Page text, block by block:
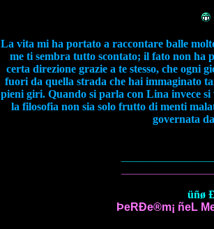
La vita mi ha portato a raccontare balle
me ti sembra tutto scontato; il fato non ha
certa direzione grazie a te stesso, che ogni
fuori da quella strada che hai immaginato
pieni giri. Quando si parla con Lina invece
la filosofia non sia solo frutto di menti
governata
üñø
ÞeRÐe®m¡ ñeL